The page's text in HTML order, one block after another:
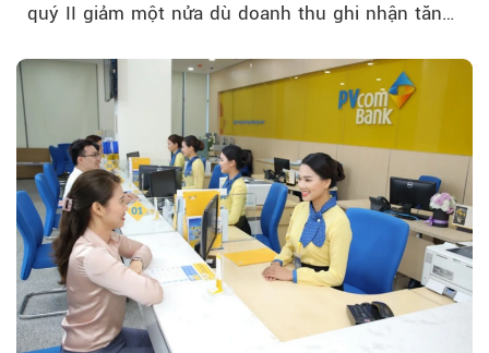
quý II giảm một nửa dù doanh thu ghi nhận tăng